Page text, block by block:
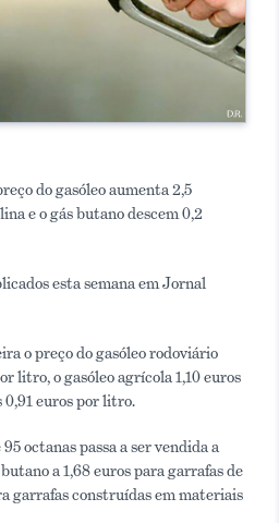
do gasóleo aumenta 2,5
e o gás butano descem 0,2
esta semana em Jornal
o preço do gasóleo rodoviário
litro, o gasóleo agrícola 1,10 euros
0,91 euros por litro.
octanas passa a ser vendida a
a 1,68 euros para garrafas de
garrafas construídas em materiais